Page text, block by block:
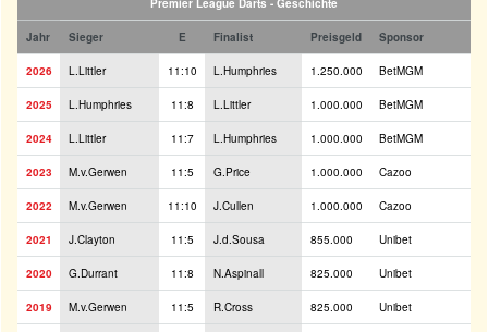
Premier League Darts - Geschichte
Jahr Sieger E Finalist Preisgeld Sponsor
2026 L.Littler 11:10 L.Humphries 1.250.000 BetMGM
2025 L.Humphries 11:8 L.Littler 1.000.000 BetMGM
2024 L.Littler 11:7 L.Humphries 1.000.000 BetMGM
2023 M.v.Gerwen 11:5 G.Price 1.000.000 Cazoo
2022 M.v.Gerwen 11:10 J.Cullen 1.000.000 Cazoo
2021 J.Clayton 11:5 J.d.Sousa 855.000 Unibet
2020 G.Durrant 11:8 N.Aspinall 825.000 Unibet
2019 M.v.Gerwen 11:5 R.Cross 825.000 Unibet